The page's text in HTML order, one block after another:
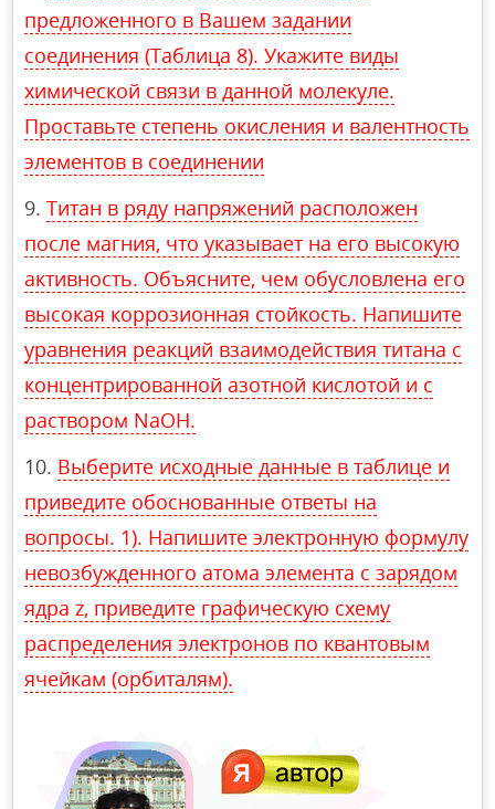
предложенного в Вашем задании
соединения (Таблица 8). Укажите виды
химической связи в данной молекуле.
Проставьте степень окисления и валентность
элементов в соединении
Титан в ряду напряжений расположен
после магния, что указывает на его высокую
активность. Объясните, чем обусловлена его
высокая коррозионная стойкость. Напишите
уравнения реакций взаимодействия титана с
концентрированной азотной кислотой и с
раствором NaOH.
Выберите исходные данные в таблице и
приведите обоснованные ответы на
вопросы. 1). Напишите электронную формулу
невозбужденного атома элемента с зарядом
ядра z, приведите графическую схему
распределения электронов по квантовым
ячейкам (орбиталям).